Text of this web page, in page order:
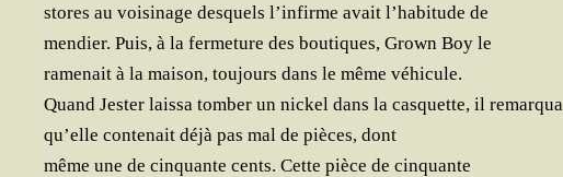
stores au voi­si­nage des­quels l’infirme avait l’habitude de
men­dier. Puis, à la fer­me­ture des bou­tiques, Grown Boy le
rame­nait à la mai­son, tou­jours dans le même véhicule.
Quand Jes­ter lais­sa tom­ber un nickel dans la cas­quette, il remarqua
qu’elle conte­nait déjà pas mal de pièces, dont
même une de cin­quante cents. Cette pièce de cinquante